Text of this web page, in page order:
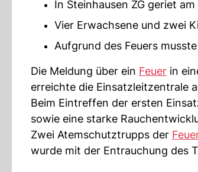
In Steinhausen ZG geriet
Vier Erwachsene und zwei
Aufgrund des Feuers
Die Meldung über ein Feuer in
erreichte die Einsatzleitzentrale
Beim Eintreffen der ersten
sowie eine starke
Zwei Atemschutztrupps der
wurde mit der Entrauchung des